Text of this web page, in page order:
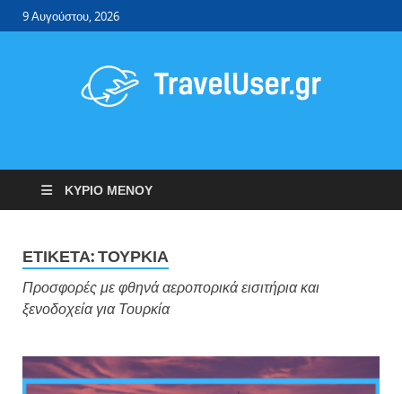
9 Αυγούστου, 2026
Travel User
ΚΎΡΙΟ ΜΕΝΟΎ
ΕΤΙΚΈΤΑ:ΤΟΥΡΚΙΑ
Προσφορές με φθηνά αεροπορικά εισιτήρια και
ξενοδοχεία για Τουρκία